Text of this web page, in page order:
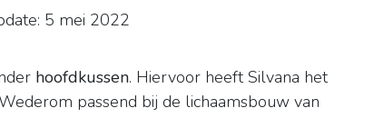
5 mei 2022
hoofdkussen. Hiervoor heeft Silvana het
passend bij de lichaamsbouw van